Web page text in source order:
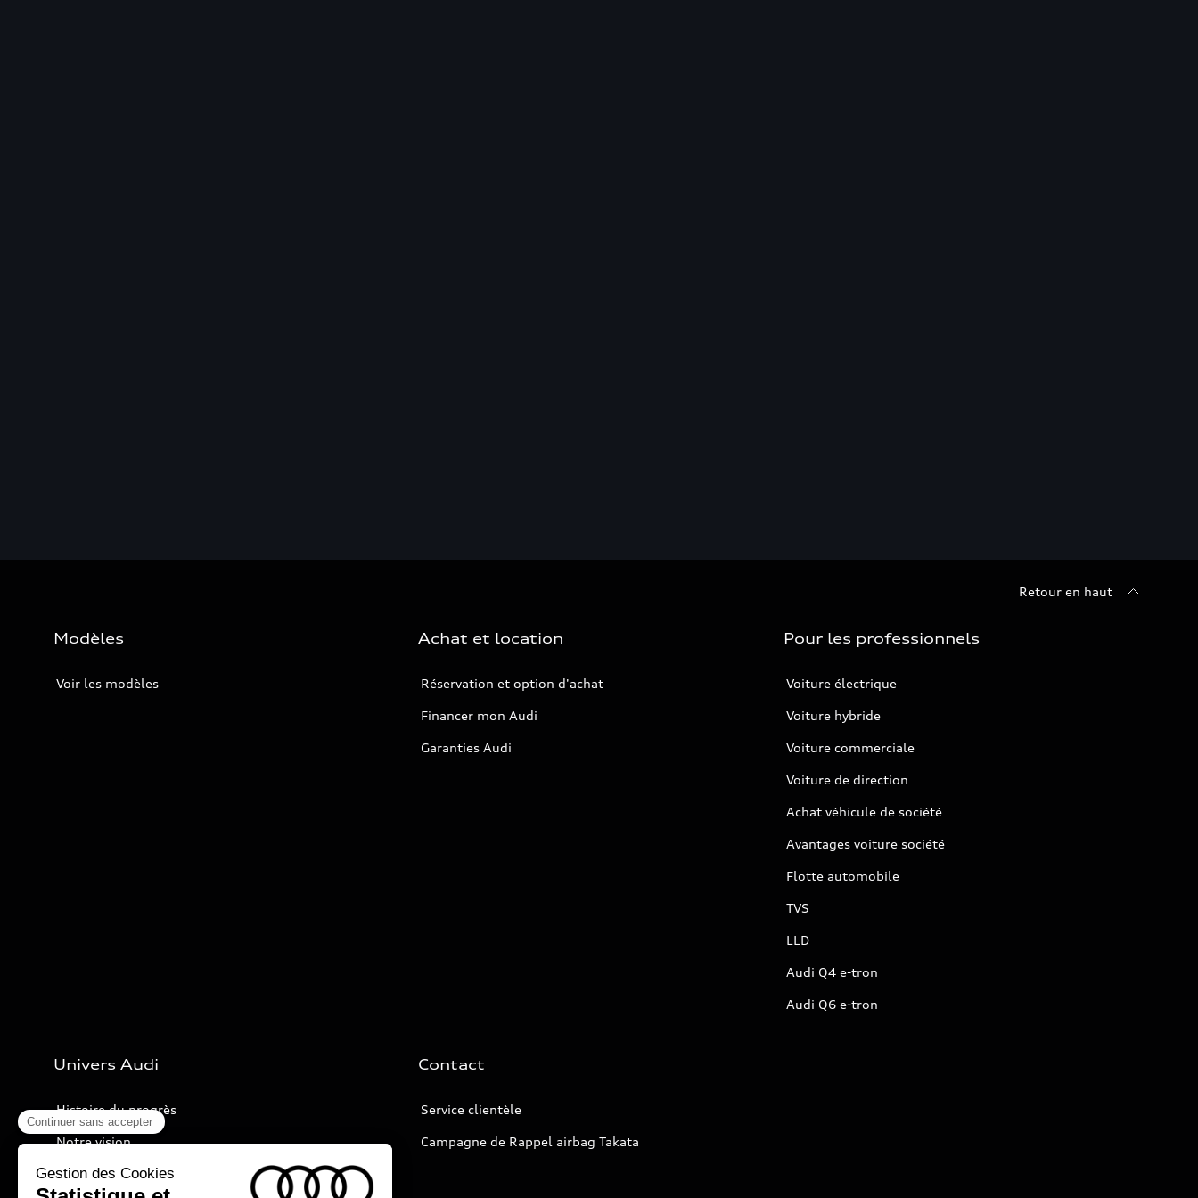
Retour en haut
Modèles
Voir les modèles
Achat et location
Réservation et option d'achat
Financer mon Audi
Garanties Audi
Pour les professionnels
Voiture électrique
Voiture hybride
Voiture commerciale
Voiture de direction
Achat véhicule de société
Avantages voiture société
Flotte automobile
TVS
LLD
Audi Q4 e-tron
Audi Q6 e-tron
Univers Audi
Histoire du progrès
Notre vision
Audi Sport
Contact
Service clientèle
Campagne de Rappel airbag Takata